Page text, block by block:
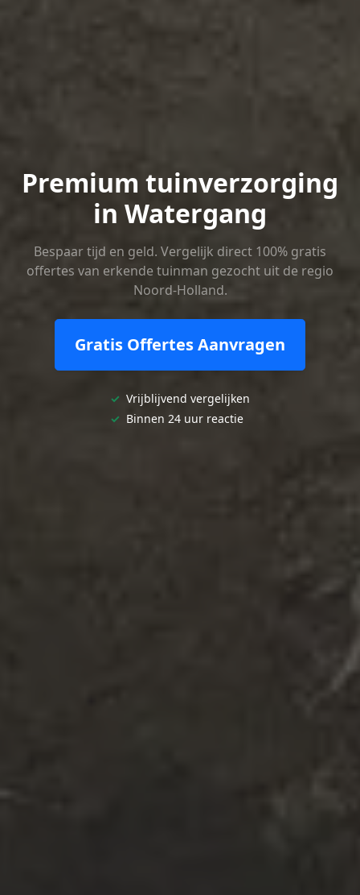
Premium tuinverzorging
in Watergang
Bespaar tijd en geld. Vergelijk direct 100% gratis
offertes van erkende tuinman gezocht uit de regio
Noord-Holland.
Gratis Offertes Aanvragen
✓ Vrijblijvend vergelijken
✓ Binnen 24 uur reactie